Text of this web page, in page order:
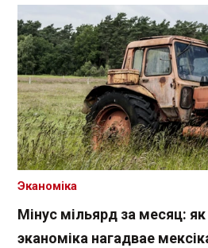
Мінус мільярд за месяц:
эканоміка нагадвае
Эканоміка